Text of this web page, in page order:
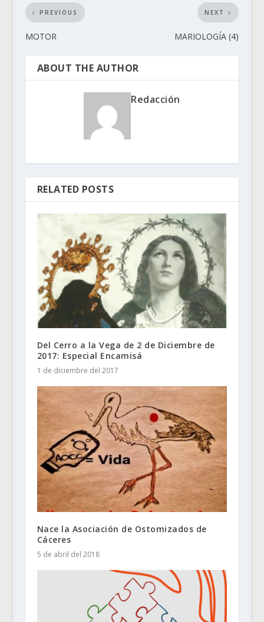
PREVIOUS
MOTOR
NEXT
MARIOLOGÍA (4)
ABOUT THE AUTHOR
Redacción
RELATED POSTS
Del Cerro a la Vega de 2 de Diciembre de
2017: Especial Encamisá
1 de diciembre del 2017
Nace la Asociación de Ostomizados de
Cáceres
5 de abril del 2018